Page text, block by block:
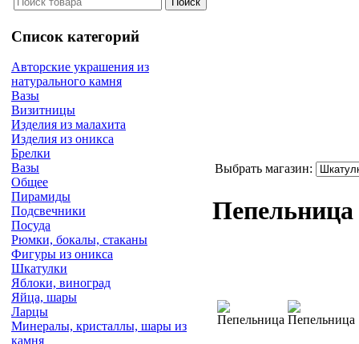
Список категорий
Авторские украшения из
натурального камня
Вазы
Визитницы
Изделия из малахита
Изделия из оникса
Брелки
Вазы
Общее
Пирамиды
Подсвечники
Посуда
Рюмки, бокалы, стаканы
Фигуры из оникса
Шкатулки
Яблоки, виноград
Яйца, шары
Ларцы
Минералы, кристаллы, шары из
камня
Выбрать магазин:
Пепельница